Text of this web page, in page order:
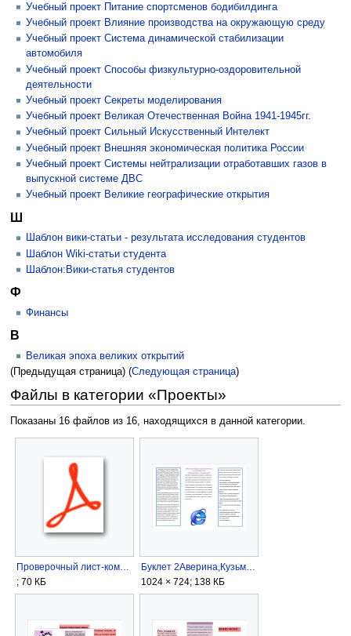
Учебный проект Питание спортсменов бодибилдинга
Учебный проект Влияние производства на окружающую среду
Учебный проект Система динамической стабилизации
автомобиля
Учебный проект Способы физкультурно-оздоровительной
деятельности
Учебный проект Секреты моделирования
Учебный проект Великая Отечественная Война 1941-1945гг.
Учебный проект Сильный Искусственный Интелект
Учебный проект Внешняя экономическая политика России
Учебный проект Системы нейтрализации отработавших газов в
выпускной системе ДВС
Учебный проект Великие географические открытия
Ш
Шаблон вики-статьи - результата исследования студентов
Шаблон Wiki-статьи студента
Шаблон:Вики-статья студентов
Ф
Финансы
В
Великая эпоха великих открытий
(Предыдущая страница) (Следующая страница)
Файлы в категории «Проекты»
Показаны 16 файлов из 16, находящихся в данной категории.
Проверочный лист-компьютерная графика СБР.pdf
; 70 КБ
Буклет 2Аверина,Кузьминых,Савицкого.jpg
1024 × 724; 138 КБ